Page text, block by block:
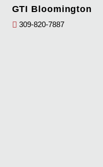
GTI Bloomington
309-820-7887